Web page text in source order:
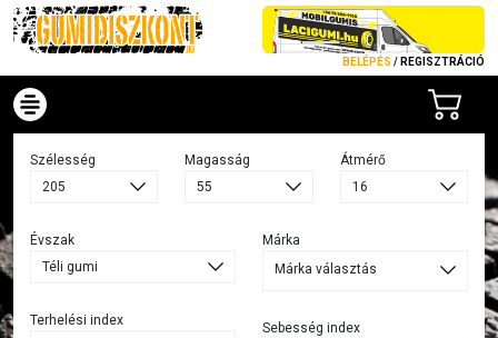
BELÉPÉS / REGISZTRÁCIÓ
Szélesség Magasság Átmérő
Évszak
Terhelési index
Márka
Márka választás
Sebesség index